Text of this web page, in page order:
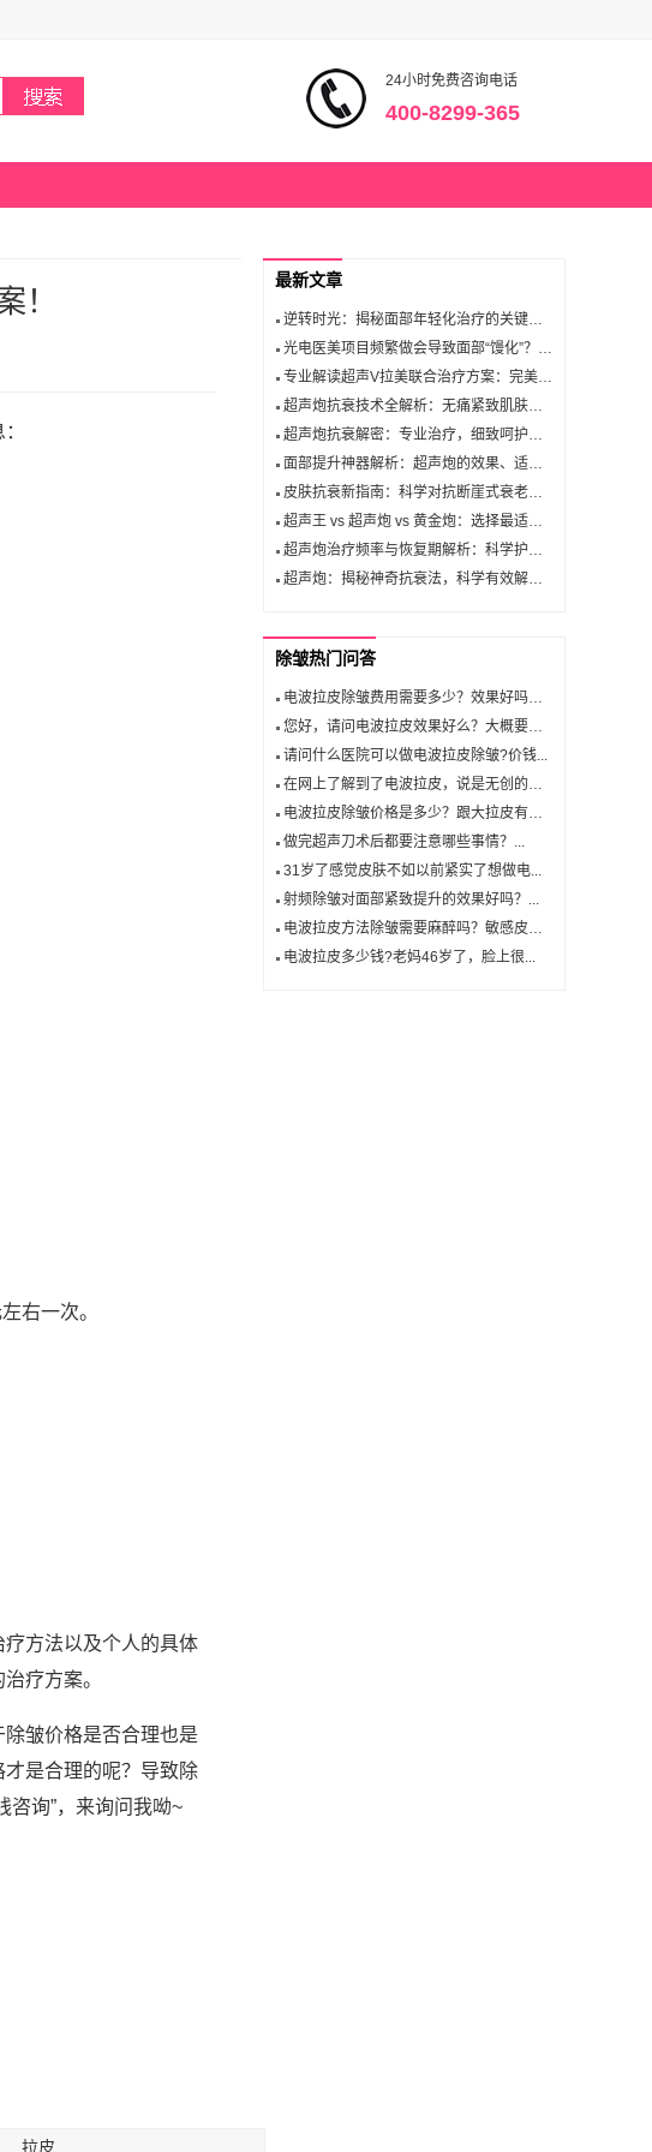
24小时免费咨询电话
400-8299-365
！
右一次。
疗方法以及个人的具体
疗方案。
皱价格是否合理也是
是合理的呢？导致除
咨询”，来询问我呦~
拉皮
最新文章
逆转时光：揭秘面部年轻化治疗的关键步骤！
光电医美项目频繁做会导致面部“馒化”？了解真相！
专业解读超声V拉美联合治疗方案：完美肌肤从此开始
超声炮抗衰技术全解析：无痛紧致肌肤，解锁年轻密码
超声炮抗衰解密：专业治疗，细致呵护你的年轻肌肤
面部提升神器解析：超声炮的效果、适应症和操作技巧详解！
皮肤抗衰新指南：科学对抗断崖式衰老，延缓岁月痕迹！
超声王 vs 超声炮 vs 黄金炮：选择最适合你的抗衰神器
超声炮治疗频率与恢复期解析：科学护肤的完美选择
超声炮：揭秘神奇抗衰法，科学有效解决面部松弛与皱纹！
除皱热门问答
电波拉皮除皱费用需要多少？效果好吗？...
您好，请问电波拉皮效果好么？大概要多...
请问什么医院可以做电波拉皮除皱?价钱...
在网上了解到了电波拉皮，说是无创的，...
电波拉皮除皱价格是多少？跟大拉皮有什...
做完超声刀术后都要注意哪些事情？...
31岁了感觉皮肤不如以前紧实了想做电...
射频除皱对面部紧致提升的效果好吗？...
电波拉皮方法除皱需要麻醉吗？敏感皮肤...
电波拉皮多少钱?老妈46岁了，脸上很...